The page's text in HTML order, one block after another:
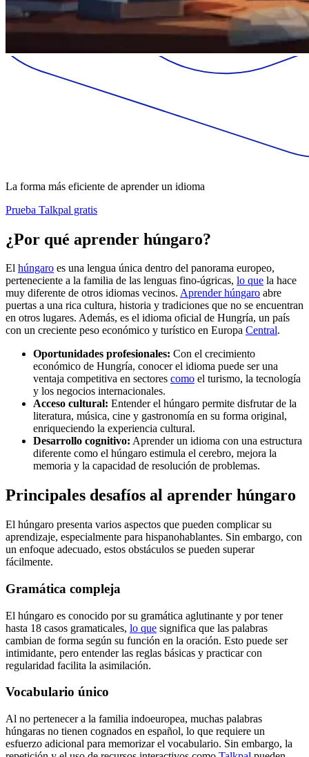
La forma más eficiente de aprender un idioma
Prueba Talkpal gratis
¿Por qué aprender húngaro?
El húngaro es una lengua única dentro del panorama europeo,
perteneciente a la familia de las lenguas fino-úgricas, lo que la hace
muy diferente de otros idiomas vecinos. Aprender húngaro abre
puertas a una rica cultura, historia y tradiciones que no se encuentran
en otros lugares. Además, es el idioma oficial de Hungría, un país
con un creciente peso económico y turístico en Europa Central.
Oportunidades profesionales: Con el crecimiento
económico de Hungría, conocer el idioma puede ser una
ventaja competitiva en sectores como el turismo, la tecnología
y los negocios internacionales.
Acceso cultural: Entender el húngaro permite disfrutar de la
literatura, música, cine y gastronomía en su forma original,
enriqueciendo la experiencia cultural.
Desarrollo cognitivo: Aprender un idioma con una estructura
diferente como el húngaro estimula el cerebro, mejora la
memoria y la capacidad de resolución de problemas.
Principales desafíos al aprender húngaro
El húngaro presenta varios aspectos que pueden complicar su
aprendizaje, especialmente para hispanohablantes. Sin embargo, con
un enfoque adecuado, estos obstáculos se pueden superar
fácilmente.
Gramática compleja
El húngaro es conocido por su gramática aglutinante y por tener
hasta 18 casos gramaticales, lo que significa que las palabras
cambian de forma según su función en la oración. Esto puede ser
intimidante, pero entender las reglas básicas y practicar con
regularidad facilita la asimilación.
Vocabulario único
Al no pertenecer a la familia indoeuropea, muchas palabras
húngaras no tienen cognados en español, lo que requiere un
esfuerzo adicional para memorizar el vocabulario. Sin embargo, la